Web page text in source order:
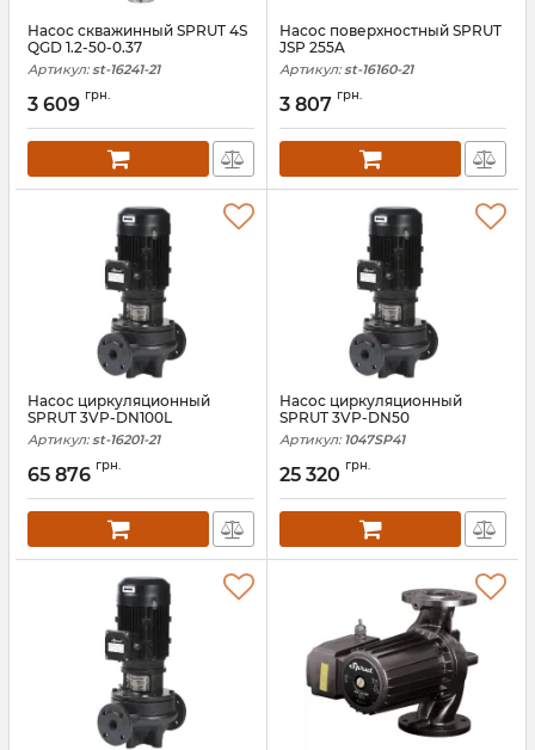
Насос скважинный SPRUT 4S
QGD 1.2-50-0.37
Артикул: st-16241-21
3 609 грн.
Насос поверхностный SPRUT
JSP 255A
Артикул: st-16160-21
3 807 грн.
Насос циркуляционный
SPRUT 3VP-DN100L
Артикул: st-16201-21
65 876 грн.
Насос циркуляционный
SPRUT 3VP-DN50
Артикул: 1047SP41
25 320 грн.